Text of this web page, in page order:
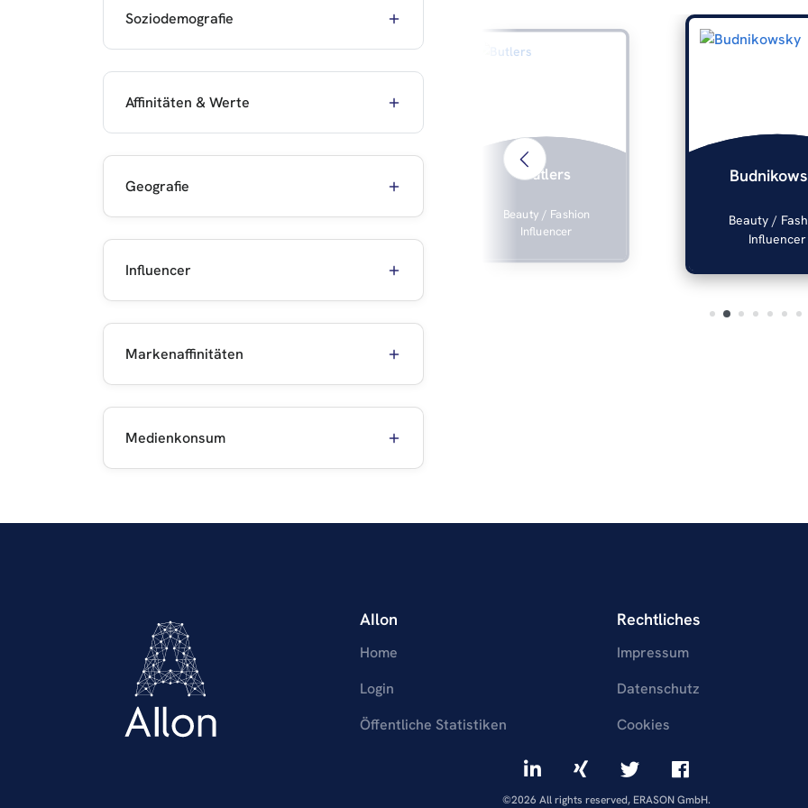
Soziodemografie
Affinitäten & Werte
Geografie
Influencer
Markenaffinitäten
Medienkonsum
Butlers
Beauty / Fashion
Influencer
Beauty /
Influencer
AIlon
Home
Login
Öffentliche Statistiken
Rechtliches
Impressum
Datenschutz
Cookies
©2026 All rights reserved, ERASON GmbH.